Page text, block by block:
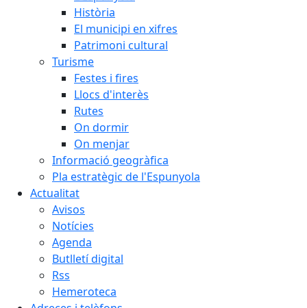
Història
El municipi en xifres
Patrimoni cultural
Turisme
Festes i fires
Llocs d'interès
Rutes
On dormir
On menjar
Informació geogràfica
Pla estratègic de l'Espunyola
Actualitat
Avisos
Notícies
Agenda
Butlletí digital
Rss
Hemeroteca